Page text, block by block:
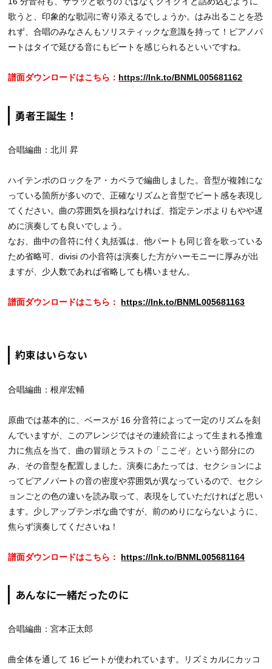
歌うと、印象的な歌詞に寄り添えるでしょうか。はみ出ることを恐
れず、合唱のみなさんもソリスティックな意識を持って！ピアノパ
ートはタイで延びる音にもビートを感じられるといいですね。
譜面ダウンロードはこちら： https://lnk.to/BNML005681162
勇者王誕生！
合唱編曲：北川 昇
ハイテンポのロックをア・カペラで編曲しました。音型が複雑にな
っている箇所が多いので、正確なリズムと音型でビート感を表現し
てください。曲の雰囲気を損ねなければ、指定テンポよりもやや遅
めに演奏しても良いでしょう。
なお、曲中の音符に付く丸括弧は、他パートも同じ音を歌っている
ため省略可、divisi の小音符は演奏した方がハーモニーに厚みが出
ますが、少人数であれば省略しても構いません。
譜面ダウンロードはこちら： https://lnk.to/BNML005681163
約束はいらない
合唱編曲：根岸宏輔
原曲では基本的に、ベースが 16 分音符によって一定のリズムを刻
んでいますが、このアレンジではその連続音によって生まれる推進
力に焦点を当て、曲の冒頭とラストの「ここぞ」という部分にの
み、その音型を配置しました。演奏にあたっては、セクションによ
ってピアノパートの音の密度や雰囲気が異なっているので、セクシ
ョンごとの色の違いを読み取って、表現をしていただければと思い
ます。少しアップテンポな曲ですが、前のめりにならないように、
焦らず演奏してくださいね！
譜面ダウンロードはこちら： https://lnk.to/BNML005681164
あんなに一緒だったのに
合唱編曲：宮本正太郎
曲全体を通して 16 ビートが使われています。リズミカルにカッコ